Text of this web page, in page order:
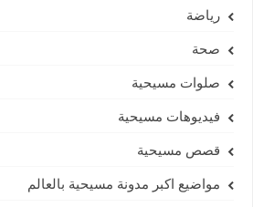
رياضة
صحة
صلوات مسيحية
فيديوهات مسيحية
قصص مسيحية
مواضيع اكبر مدونة مسيحية بالعالم